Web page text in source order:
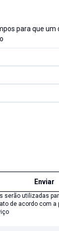
para que um
Enviar
serão utilizadas
de acordo com a